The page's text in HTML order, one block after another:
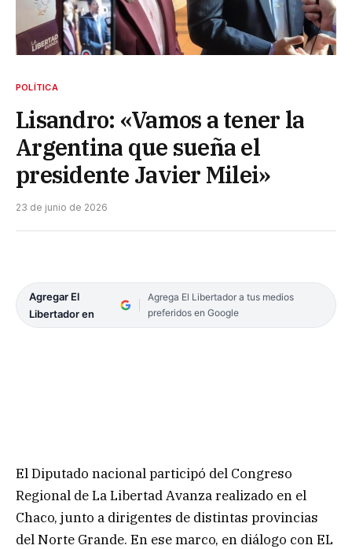
POLÍTICA
Lisandro: «Vamos a tener la
Argentina que sueña el
presidente Javier Milei»
23 de junio de 2026
Agregar El
Libertador en
Agrega El Libertador a tus medios
preferidos en Google
El Diputado nacional participó del Congreso
Regional de La Libertad Avanza realizado en el
Chaco, junto a dirigentes de distintas provincias
del Norte Grande. En ese marco, en diálogo con EL